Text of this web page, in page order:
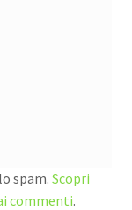
spam. Scopri
commenti.